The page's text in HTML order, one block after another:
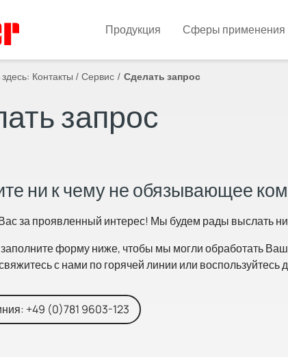
Продукция Сферы применения
Контакты / Сервис Сделать запрос
запрос
ни к чему не обязывающее
за проявленный интерес! Мы будем рады выслать
форму ниже, чтобы мы могли обработать
с нами по горячей линии или воспользуйтесь
+49 (0)781 9603-123